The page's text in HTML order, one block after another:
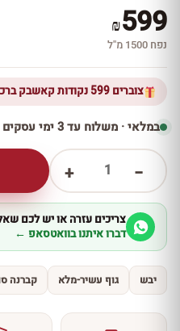
₪599
נפח 1500 מ''ל
צוברים 599 נקודות קאשבק ברכישת מוצר זה
במלאי · משלוח עד 3 ימי עסקים
−
1
+
צריכים עזרה או יש לכם
דברו איתנו בוואטסאפ ←
יבש גוף עשיר-מלא קברנה